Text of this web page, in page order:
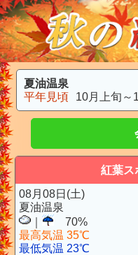
夏油温泉
平年見頃
10月上旬～
紅葉ス
08月08日(土)
夏油温泉
70%
最高気温 35℃
最低気温 23℃